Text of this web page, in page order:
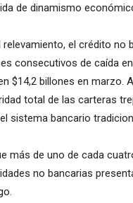
de dinamismo
el crédito no
consecutivos de caída
$14,2 billones en marzo.
total de las carteras
sistema bancario
más de uno de cada
no bancarias